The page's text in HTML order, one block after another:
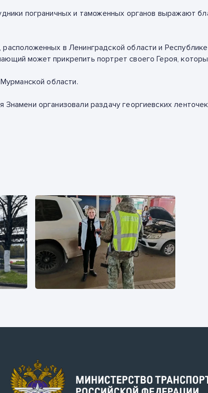
пограничных и таможенных органов выражают
в Ленинградской области и
может прикрепить портрет своего Героя,
области.
организовали раздачу георгиевских